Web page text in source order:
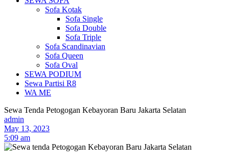
Sofa Kotak
Sofa Single
Sofa Double
Sofa Triple
Sofa Scandinavian
Sofa Queen
Sofa Oval
SEWA PODIUM
Sewa Partisi R8
WA ME
Sewa Tenda Petogogan Kebayoran Baru Jakarta Selatan
admin
May 13, 2023
5:09 am